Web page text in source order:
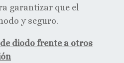
garantizar que el
y seguro.
diodo frente a otros